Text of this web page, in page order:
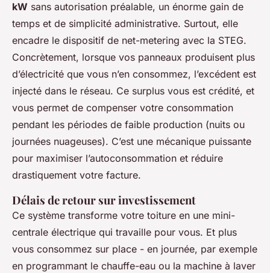
kW sans autorisation préalable, un énorme gain de
temps et de simplicité administrative. Surtout, elle
encadre le dispositif de net-metering avec la STEG.
Concrètement, lorsque vos panneaux produisent plus
d’électricité que vous n’en consommez, l’excédent est
injecté dans le réseau. Ce surplus vous est crédité, et
vous permet de compenser votre consommation
pendant les périodes de faible production (nuits ou
journées nuageuses). C’est une mécanique puissante
pour maximiser l’autoconsommation et réduire
drastiquement votre facture.
Délais de retour sur investissement
Ce système transforme votre toiture en une mini-
centrale électrique qui travaille pour vous. Et plus
vous consommez sur place - en journée, par exemple
en programmant le chauffe-eau ou la machine à laver